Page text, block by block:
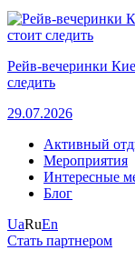
Рейв-вечеринки
следить
29.07.2026
Активный
Мероприятия
Интересные
Блог
UaRuEn
Стать партнером